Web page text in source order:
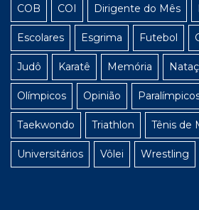
COB COI Dirigente do Mês
Escolares Esgrima Futebol
Judô Karatê Memória
Olímpicos Opinião
Taekwondo Triathlon Tênis de
Universitários Vôlei Wrestling